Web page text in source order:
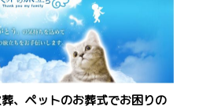
、ペットのお葬式でお困りの